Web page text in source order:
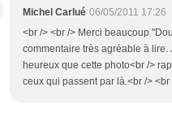
Michel Carlué 06/05/2011 17:26
<br /> <br /> Merci beaucoup
commentaire très agréable à lire.
heureux que cette photo<br />
ceux qui passent par là.<br /> <br